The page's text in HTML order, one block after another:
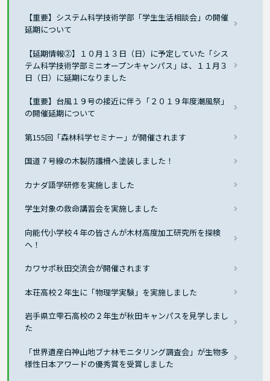
【重要】システム科学技術学部「学生生活相談会」の開催
延期について
【延期情報②】１０月１３日（日）に予定していた「シス
テム科学技術学部ミニオープンキャンパス」は、１１月３
日（日）に延期になりました
【重要】台風１９号の接近に伴う「２０１９年度潮風祭」
の開催延期について
第155回「森林科学セミナー」が開催されます
国道７号線の木製防護柵へ塗装しました！
カナダ語学研修を実施しました
学生対象の救命講習会を実施しました
向能代小学校４年の皆さんが木材高度加工研究所を探検
へ！
カワサポ秋田交流会が開催されます
本荘高校２年生に「物理学実験」を実施しました
岩手県立雫石高校の２年生が秋田キャンパスを見学しまし
た
「世界遺産白神山地ブナ林モニタリング調査会」が生物多
様性日本アワードの優秀賞を受賞しました